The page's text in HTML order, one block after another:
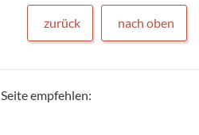
zurück nach oben
Seite empfehlen: